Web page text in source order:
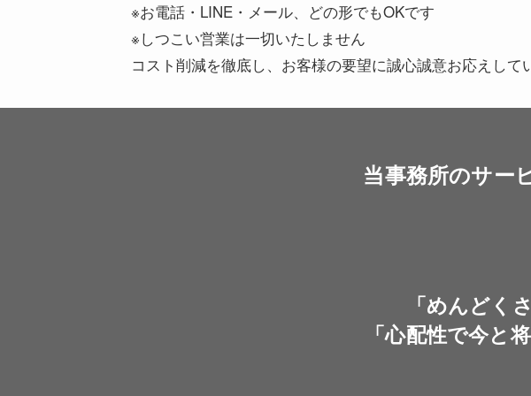
※お電話・LINE・メール、どの形でもOKです
※しつこい営業は一切いたしません
コスト削減を徹底し、お客様の要望に誠心誠意お応えして
当事務所のサー
「めんどく
「心配性で今と